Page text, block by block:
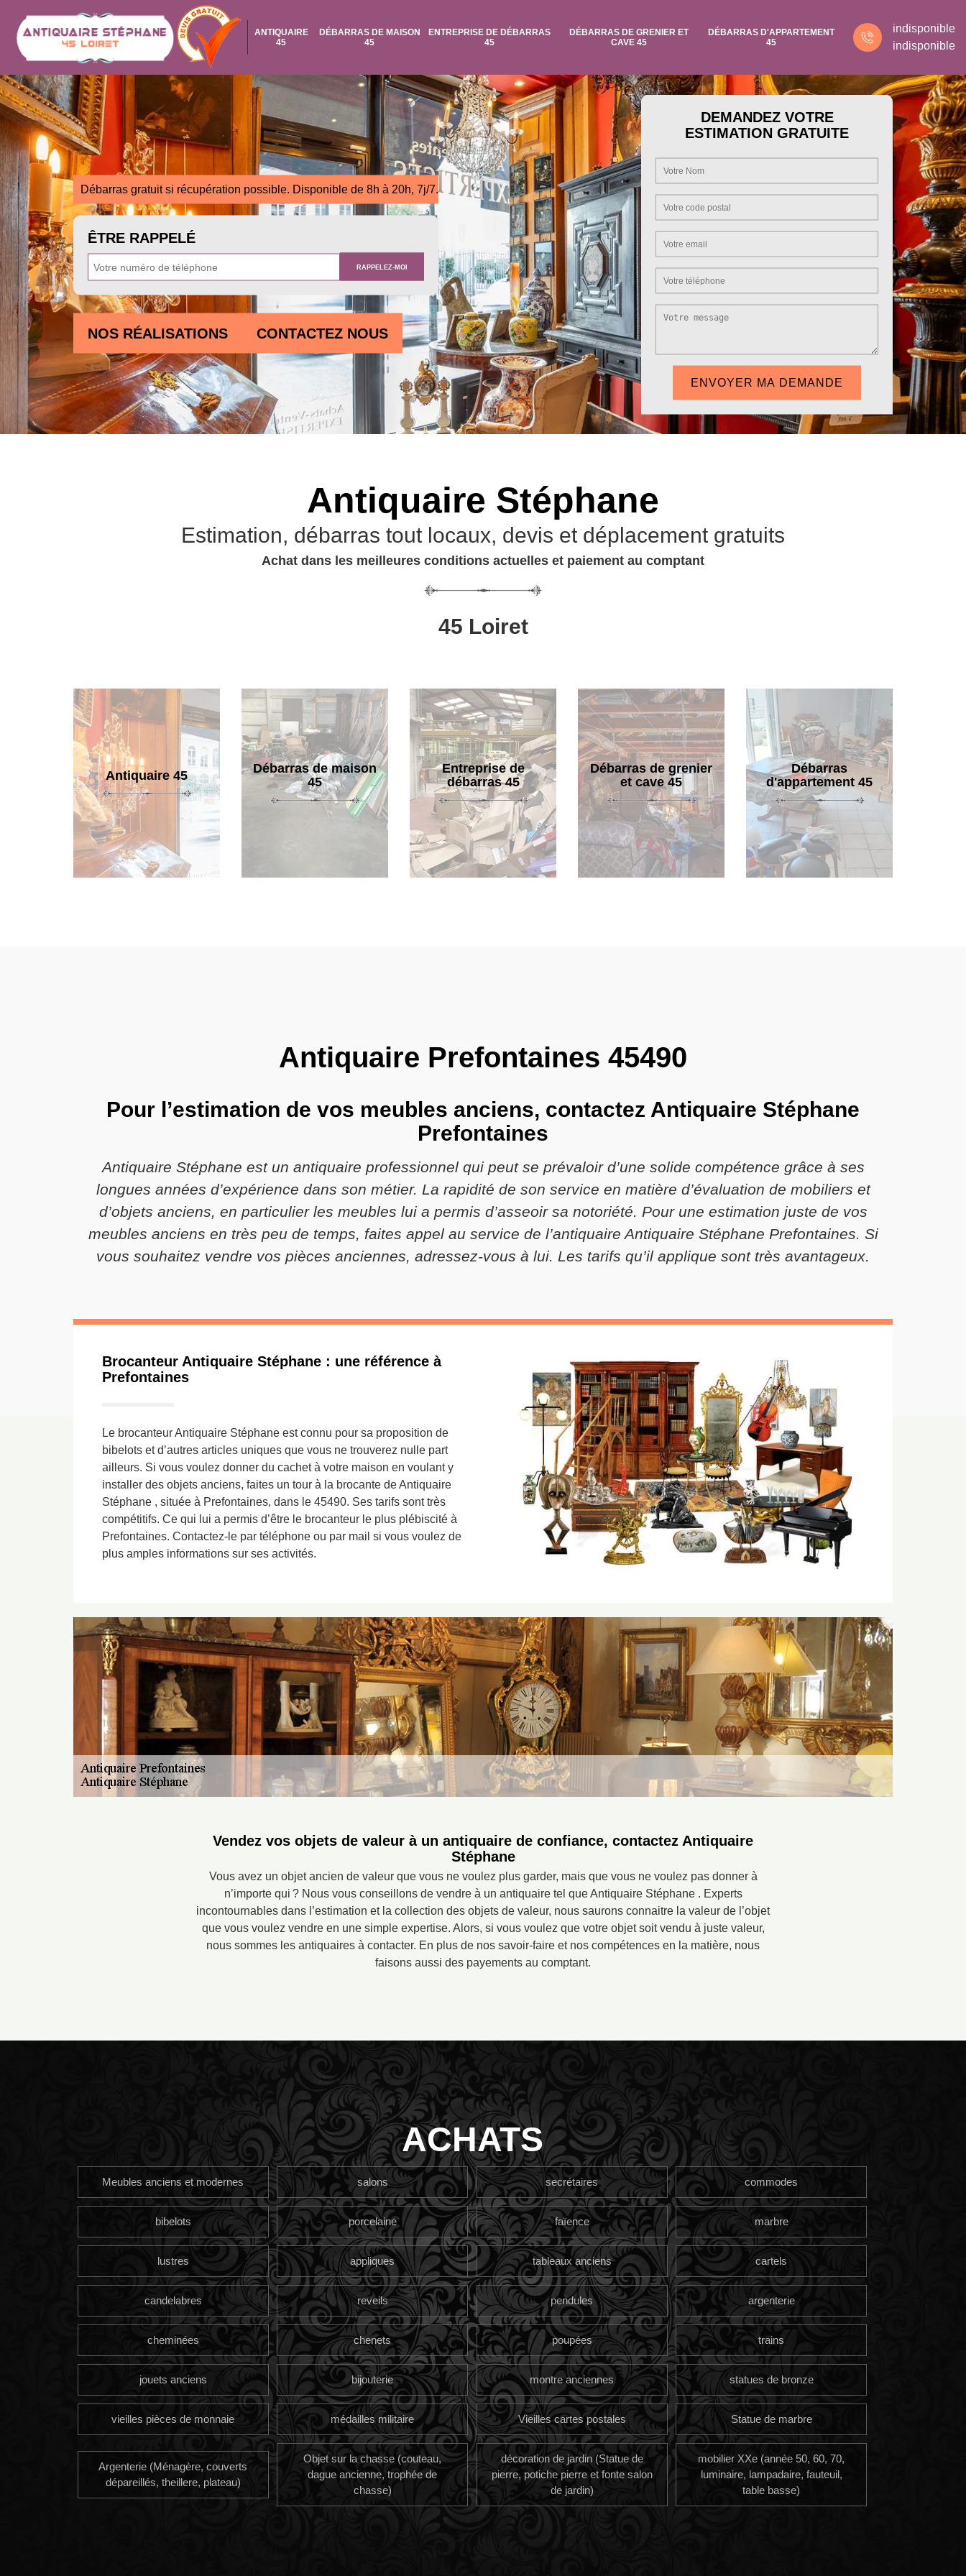
ANTIQUAIRE
45
DÉBARRAS DE MAISON
45
ENTREPRISE DE DÉBARRAS
45
DÉBARRAS DE GRENIER ET
CAVE 45
DÉBARRAS D'APPARTEMENT
45
indisponible
indisponible
Débarras gratuit si récupération possible. Disponible de 8h à 20h, 7j/7.
ÊTRE RAPPELÉ
NOS RÉALISATIONS CONTACTEZ NOUS
DEMANDEZ VOTRE
ESTIMATION GRATUITE
Antiquaire Stéphane
Estimation, débarras tout locaux, devis et déplacement gratuits
Achat dans les meilleures conditions actuelles et paiement au comptant
45 Loiret
Antiquaire 45
Débarras de maison
45
Entreprise de
débarras 45
Débarras de grenier
et cave 45
Débarras
d'appartement 45
Antiquaire Prefontaines 45490
Pour l’estimation de vos meubles anciens, contactez Antiquaire Stéphane
Prefontaines
Antiquaire Stéphane est un antiquaire professionnel qui peut se prévaloir d’une solide compétence grâce à ses
longues années d’expérience dans son métier. La rapidité de son service en matière d’évaluation de mobiliers et
d’objets anciens, en particulier les meubles lui a permis d’asseoir sa notoriété. Pour une estimation juste de vos
meubles anciens en très peu de temps, faites appel au service de l’antiquaire Antiquaire Stéphane Prefontaines. Si
vous souhaitez vendre vos pièces anciennes, adressez-vous à lui. Les tarifs qu’il applique sont très avantageux.
Brocanteur Antiquaire Stéphane : une référence à
Prefontaines
Le brocanteur Antiquaire Stéphane est connu pour sa proposition de
bibelots et d’autres articles uniques que vous ne trouverez nulle part
ailleurs. Si vous voulez donner du cachet à votre maison en voulant y
installer des objets anciens, faites un tour à la brocante de Antiquaire
Stéphane , située à Prefontaines, dans le 45490. Ses tarifs sont très
compétitifs. Ce qui lui a permis d’être le brocanteur le plus plébiscité à
Prefontaines. Contactez-le par téléphone ou par mail si vous voulez de
plus amples informations sur ses activités.
Vendez vos objets de valeur à un antiquaire de confiance, contactez Antiquaire
Stéphane
Vous avez un objet ancien de valeur que vous ne voulez plus garder, mais que vous ne voulez pas donner à
n’importe qui ? Nous vous conseillons de vendre à un antiquaire tel que Antiquaire Stéphane . Experts
incontournables dans l’estimation et la collection des objets de valeur, nous saurons connaitre la valeur de l’objet
que vous voulez vendre en une simple expertise. Alors, si vous voulez que votre objet soit vendu à juste valeur,
nous sommes les antiquaires à contacter. En plus de nos savoir-faire et nos compétences en la matière, nous
faisons aussi des payements au comptant.
ACHATS
Meubles anciens et modernes salons secrétaires commodes
bibelots porcelaine faïence marbre
lustres appliques tableaux anciens cartels
candelabres reveils pendules argenterie
cheminées chenets poupées trains
jouets anciens bijouterie montre anciennes statues de bronze
vieilles pièces de monnaie médailles militaire Vieilles cartes postales Statue de marbre
Argenterie (Ménagère, couverts
dépareillés, theillere, plateau)
Objet sur la chasse (couteau,
dague ancienne, trophée de
chasse)
décoration de jardin (Statue de
pierre, potiche pierre et fonte salon
de jardin)
mobilier XXe (année 50, 60, 70,
luminaire, lampadaire, fauteuil,
table basse)